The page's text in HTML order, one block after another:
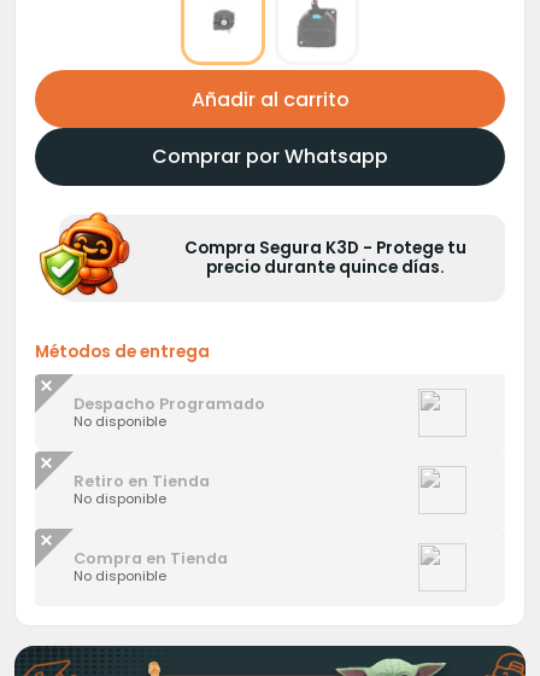
Añadir al carrito
Comprar por Whatsapp
Compra Segura K3D - Protege tu
precio durante quince días.
Métodos de entrega
Despacho Programado
No disponible
Retiro en Tienda
No disponible
Compra en Tienda
No disponible